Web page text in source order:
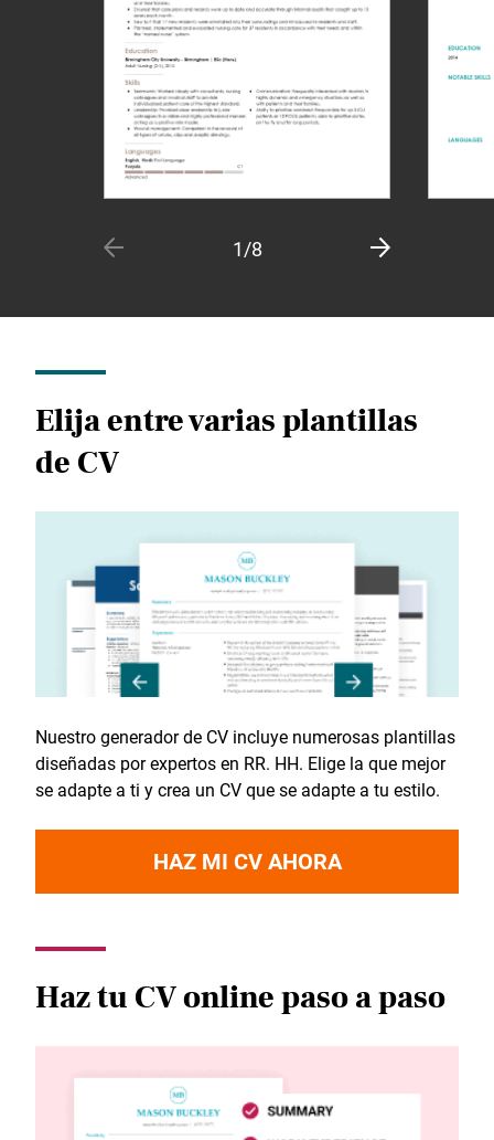
1/8
Nuestro generador de CV incluye numerosas plantillas
diseñadas por expertos en RR. HH. Elige la que mejor
se adapte a ti y crea un CV que se adapte a tu estilo.
HAZ MI CV AHORA
Elija entre varias plantillas
de CV
Haz tu CV online paso a paso